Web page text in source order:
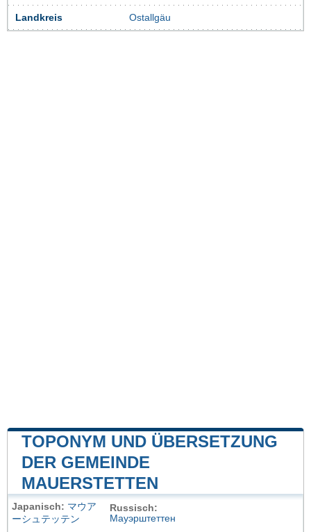
Landkreis Ostallgäu
TOPONYM UND ÜBERSETZUNG
DER GEMEINDE
MAUERSTETTEN
Japanisch: マウア
ーシュテッテン
Russisch:
Мауэрштеттен